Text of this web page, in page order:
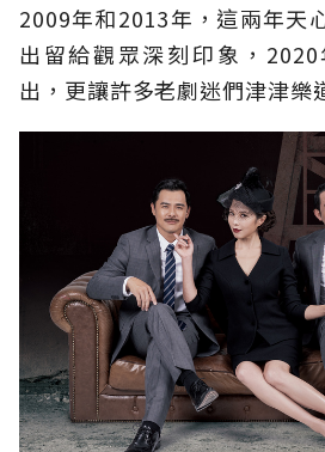
2009年和2013年，這兩年天
出留給觀眾深刻印象，
出，更讓許多老劇迷們津津樂